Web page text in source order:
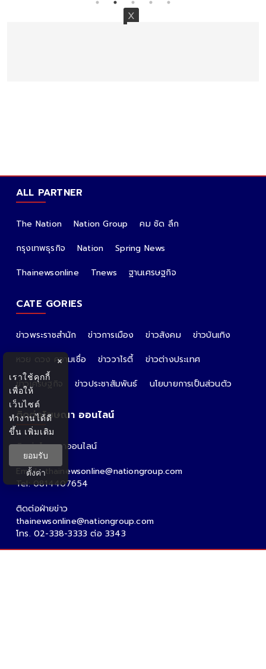
ALL PARTNER
The Nation Nation Group
คม ชัด ลึก
กรุงเทพธุรกิจ
Nation
Spring News
Thainewsonline
Tnews ฐานเศรษฐกิจ
CATE GORIES
ข่าวพระราชสำนัก ข่าวการเมือง ข่าวสังคม
ข่าวบันเทิง
หวย ดวง ความเชื่อ
ข่าววาไรตี้
ข่าวต่างประเทศ
ข่าวเศรษฐกิจ
ข่าวประชาสัมพันธ์ นโยบายการเป็นส่วนตัว
ติดต่อโฆษณา ออนไลน์
ติดต่อโฆษณาออนไลน์
คุณอ้อ
Email : thainewsonline@nationgroup.com
Tel: 0814407654
ติดต่อฝ่ายข่าว
thainewsonline@nationgroup.com
โทร. 02-338-3333 ต่อ 3343
×
เราใช้คุกกี้
เพื่อให้
เว็บไซต์
ทำงานได้ดี
ขึ้น เพิ่มเติม
ยอมรับ
ตั้งค่า